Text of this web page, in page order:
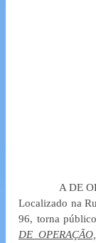
A DE
Localizado na
96, torna
DE OPERAÇÃO,